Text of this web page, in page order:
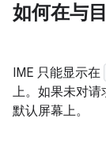
如何在与
IME 只能显示在
上。如果未对请
默认屏幕上。